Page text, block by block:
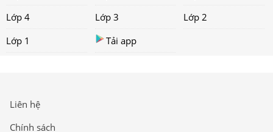
Lớp 4
Lớp 3
Lớp 2
Lớp 1
Tải app
Liên hệ
Chính sách